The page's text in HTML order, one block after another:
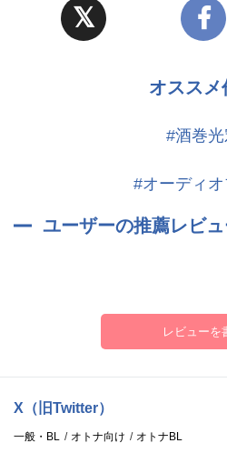
オススメ
#酒巻光
#オーディオ
ユーザーの推薦レビュ
レビューを
X（旧Twitter）
一般・BL オトナ向け オトナBL